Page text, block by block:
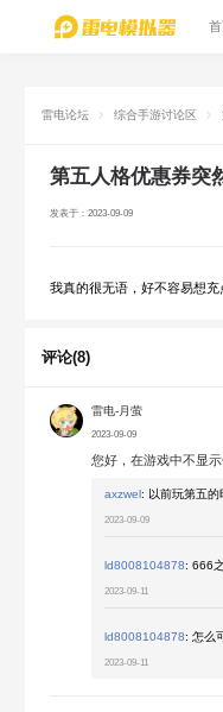
雷电论坛 综合手游讨论区
第五人格优惠券突
发表于：2023-09-09
我真的很无语，好不容易想
评论(8)
雷电-月萤
2023-09-09
您好，在游戏中不显
axzwel : 以前玩第五
2023-09-09
ld8008104878: 666
2023-09-11
ld8008104878: 怎么
2023-09-11